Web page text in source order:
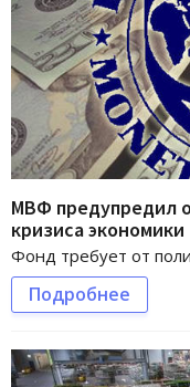
МВФ предупредил
кризиса экономики
Фонд требует от
Подробнее